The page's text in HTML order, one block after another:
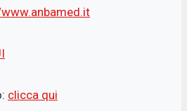
clicca qui